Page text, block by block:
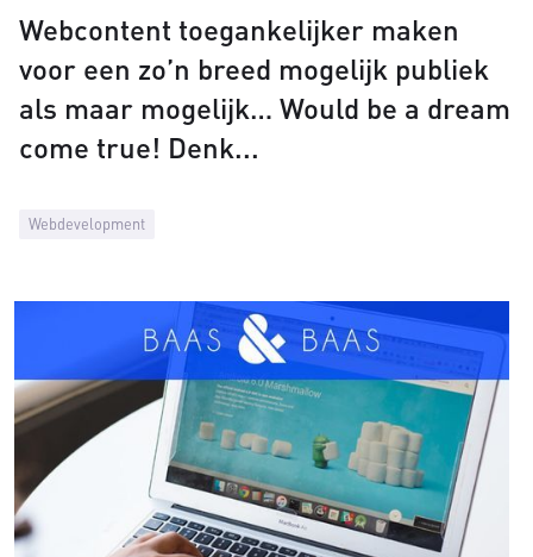
Webdevelopment
Webcontent toegankelijker maken
voor een zo’n breed mogelijk publiek
als maar mogelijk… Would be a dream
come true! Denk